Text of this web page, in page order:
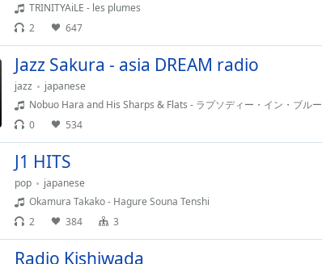
TRINITYAiLE - les plumes
2
647
Jazz Sakura - asia DREAM radio
jazz
japanese
Nobuo Hara and His Sharps & Flats - ラプソディー・イン・ブルー
0
534
J1 HITS
pop
japanese
Okamura Takako - Hagure Souna Tenshi
2
384 3
Radio Kishiwada